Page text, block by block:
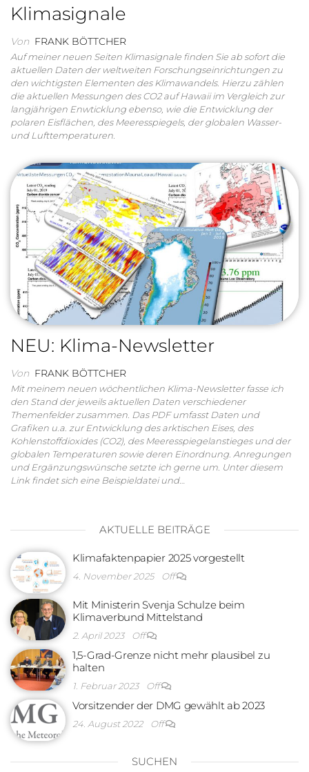
Klimasignale
Von FRANK BÖTTCHER
Auf meiner neuen Seiten Klimasignale finden Sie ab sofort die
aktuellen Daten der weltweiten Forschungseinrichtungen zu
den wichtigsten Elementen des Klimawandels. Hierzu zählen
die aktuellen Messungen des CO2 auf Hawaii im Vergleich zur
langjährigen Enwticklung ebenso, wie die Entwicklung der
polaren Eisflächen, des Meeresspiegels, der globalen Wasser-
und Lufttemperaturen.
NEU: Klima-Newsletter
Von FRANK BÖTTCHER
Mit meinem neuen wöchentlichen Klima-Newsletter fasse ich
den Stand der jeweils aktuellen Daten verschiedener
Themenfelder zusammen. Das PDF umfasst Daten und
Grafiken u.a. zur Entwicklung des arktischen Eises, des
Kohlenstoffdioxides (CO2), des Meeresspiegelanstieges und der
globalen Temperaturen sowie deren Einordnung. Anregungen
und Ergänzungswünsche setzte ich gerne um. Unter diesem
Link findet sich eine Beispieldatei und…
AKTUELLE BEITRÄGE
Klimafaktenpapier 2025 vorgestellt
4. November 2025 Off
Mit Ministerin Svenja Schulze beim
Klimaverbund Mittelstand
2. April 2023 Off
1,5-Grad-Grenze nicht mehr plausibel zu
halten
1. Februar 2023 Off
Vorsitzender der DMG gewählt ab 2023
24. August 2022 Off
SUCHEN